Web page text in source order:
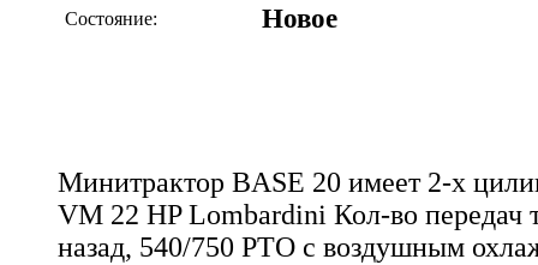
Состояние: Новое
Минитрактор BASE 20 имеет 2-х
VM 22 HP Lombardini Кол-во передач
назад, 540/750 PTO с воздушным